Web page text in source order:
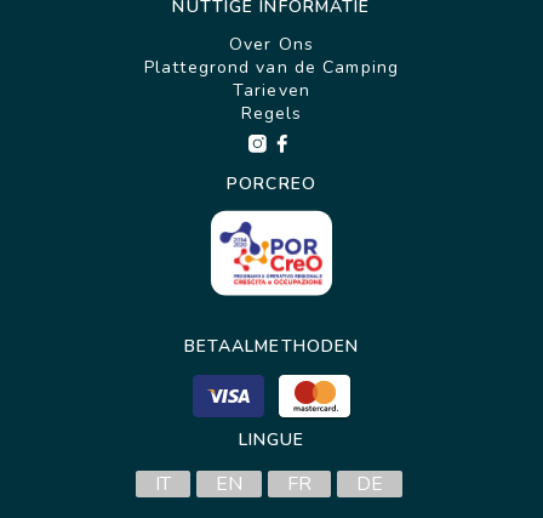
NUTTIGE INFORMATIE
Over Ons
Plattegrond van de Camping
Tarieven
Regels
PORCREO
BETAALMETHODEN
LINGUE
IT EN FR DE